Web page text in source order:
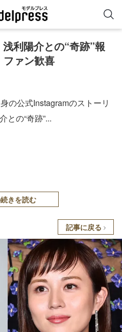
利陽介との“奇跡”報
ァン歓喜
の公式Instagramのストーリ
との“奇跡”...
きを読む
記事に戻る